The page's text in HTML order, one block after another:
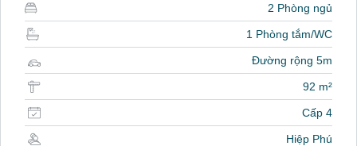
2 Phòng ngủ
1 Phòng tắm/WC
Đường rộng 5m
92 m²
Cấp 4
Hiệp Phú